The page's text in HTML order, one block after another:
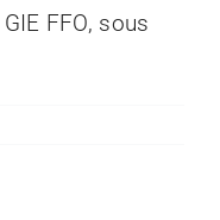
FFO, sous